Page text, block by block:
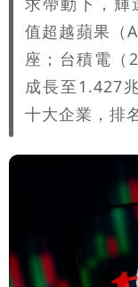
值超越蘋果（
座；台積電（
成長至1.427
十大企業，排